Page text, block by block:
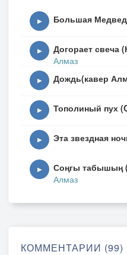
▶ Большая
▶ Догорает свеча
Алмаз
▶ Дождь(кавер
▶ Тополиный пух
▶ Эта звездная
▶ Соңгы табышың
Алмаз
КОММЕНТАРИИ (99)